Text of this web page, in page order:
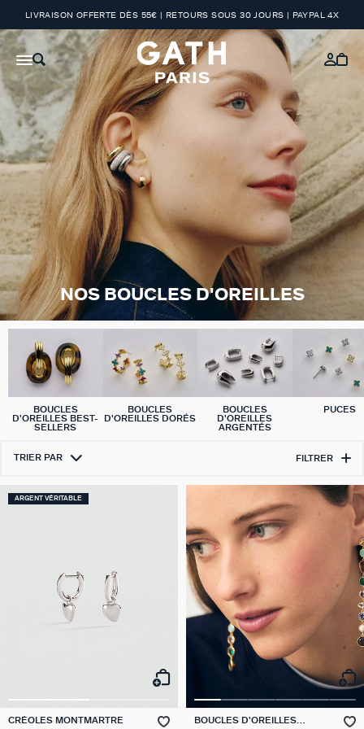
LIVRAISON OFFERTE DÈS 55€ | RETOURS SOUS 30 JOURS | PAYPAL 4X
NOS BOUCLES D'OREILLES
BOUCLES
D'OREILLES BEST-
SELLERS
BOUCLES
D'OREILLES DORÉS
BOUCLES
D'OREILLES
ARGENTÉS
PUCES
TRIER PAR FILTRER
ARGENT VÉRITABLE
CRÉOLES MONTMARTRE
BOUCLES D'OREILLES